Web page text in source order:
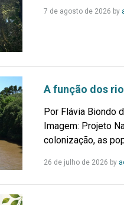
7 de agosto de 2026 by
A função dos
Por Flávia Biondo
Imagem: Projeto
colonização, as
26 de julho de 2026 by